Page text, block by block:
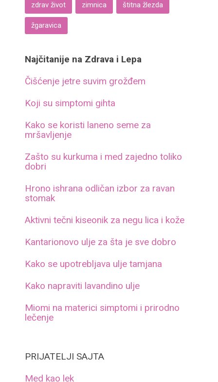
zdrav život zimnica štitna žlezda
žgaravica
Najčitanije na Zdrava i Lepa
Čišćenje jetre suvim grožđem
Koji su simptomi gihta
Kako se koristi laneno seme za
mršavljenje
Zašto su kurkuma i med zajedno toliko
dobri
Hrono ishrana odličan izbor za ravan
stomak
Aktivni tečni kiseonik za negu lica i kože
Kantarionovo ulje za šta je sve dobro
Kako se upotrebljava ulje tamjana
Kako napraviti lavandino ulje
Miomi na materici simptomi i prirodno
lečenje
PRIJATELJI SAJTA
Med kao lek